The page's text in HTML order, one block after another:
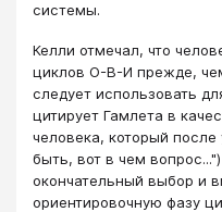
системы.
Келли отмечал, что
циклов О-В-И прежде,
следует использовать
цитирует Гамлета в
человека, который
быть, вот в чем
окончательный выбор и
ориентировочную фазу